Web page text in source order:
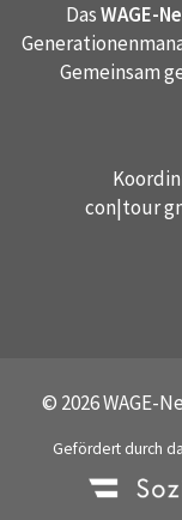
DasWAGE-
Gemeinsam
con|tour
© 2026 WAGE-
Gefördert durch